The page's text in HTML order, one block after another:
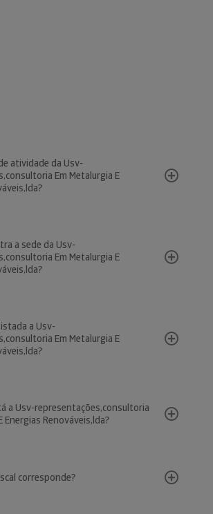
atividade da Usv-
Em Metalurgia E
a sede da Usv-
Em Metalurgia E
a Usv-
Em Metalurgia E
a Usv-representações,consultoria
Energias Renováveis,lda?
corresponde?